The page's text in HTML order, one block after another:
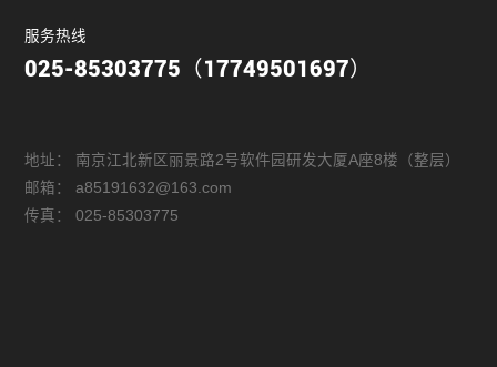
服务热线
025-85303775（17749501697）
地址：
南京江北新区丽景路2号软件园研发大厦A座8楼（整层）
邮箱：
a85191632@163.com
传真：
025-85303775